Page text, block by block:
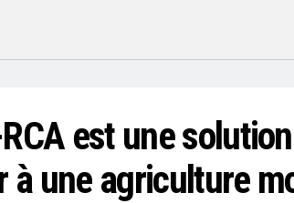
est une
à une agriculture